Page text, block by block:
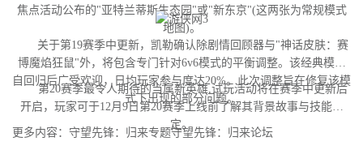
焦点活动公布的"亚特兰蒂斯生态园"或"新东京"(这两张为常规模式
地图)。
关于第19赛季中更新，凯勒确认除剧情回顾器与"神话皮肤：赛
博魔焰狂鼠"外，将包含专门针对6v6模式的平衡调整。该经典模式
自回归后广受欢迎，日均玩家参与度达20%。此次调整旨在修复该模
式下出现的部分问题。
第20赛季最令人期待的当属新英雄,试玩活动将在赛季中更新后
开启，玩家可于12月9日第20赛季上线前了解其背景故事与技能设
定。
更多内容：守望先锋：归来专题守望先锋：归来论坛